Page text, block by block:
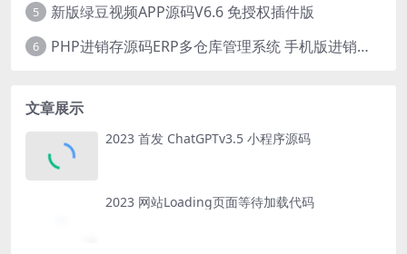
5 新版绿豆视频APP源码V6.6 免授权插件版
6 PHP进销存源码ERP多仓库管理系统 手机版进销存 php网络版进销存小程序
文章展示
2023 首发 ChatGPTv3.5 小程序源码
2023 网站Loading页面等待加载代码